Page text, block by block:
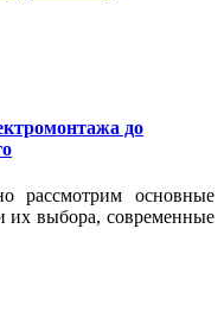
до
рассмотрим основные
их выбора, современные